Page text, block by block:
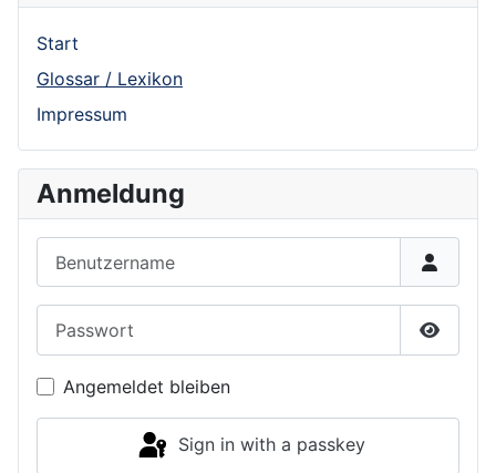
Start
Glossar / Lexikon
Impressum
Anmeldung
Show
Angemeldet bleiben
Sign in with a passkey